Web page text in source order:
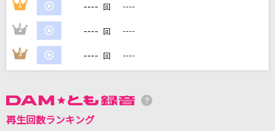
カラオケ最新情報をチェック！
1 ---- 回 ----
2 ---- 回 ----
3 ---- 回 ----
再生回数ランキング